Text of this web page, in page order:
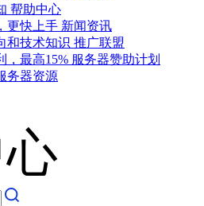
帮助中心
更快上手 新闻资讯
和技术知识 推广联盟
，最高15% 服务器赞助计划
务器资源